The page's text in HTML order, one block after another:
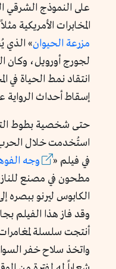
على النموذج الشرقي
المخابرات الأمريكية
مزرعة الحيوان» الذي
لجورج أورويل، وكان
انتقاد نمط الحياة في
إسقاط أحداث الرواية
حتى شخصية بطوط التي
استُخدمت خلال الحرب
في فيلم «
وجه
مطحون في مصنع
الكابوس ليرنو ببصره
أنتجت سلسلة
واتخذ سلاح خفر